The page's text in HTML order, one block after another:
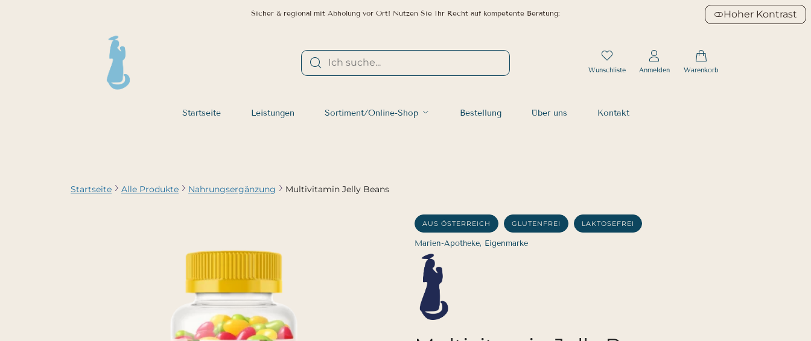
Sicher & regional mit Abholung vor Ort! Nutzen Sie Ihr Recht auf kompetente Beratung: Hoher Kontrast
Wunschliste Anmelden Warenkorb
Startseite Leistungen Sortiment/Online-Shop Bestellung Über uns Kontakt
Startseite Alle Produkte Nahrungsergänzung Multivitamin Jelly Beans
AUS ÖSTERREICH GLUTENFREI LAKTOSEFREI
Marien-Apotheke, Eigenmarke